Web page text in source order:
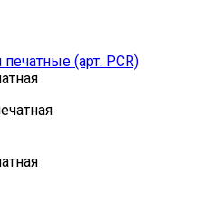
(арт. PCR)